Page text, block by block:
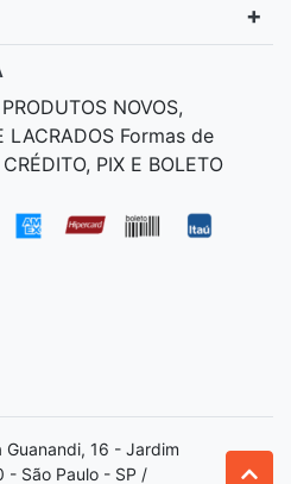
NOVOS,
LACRADOS Formas de
PIX E BOLETO
Guanandi, 16 - Jardim
- São Paulo - SP /